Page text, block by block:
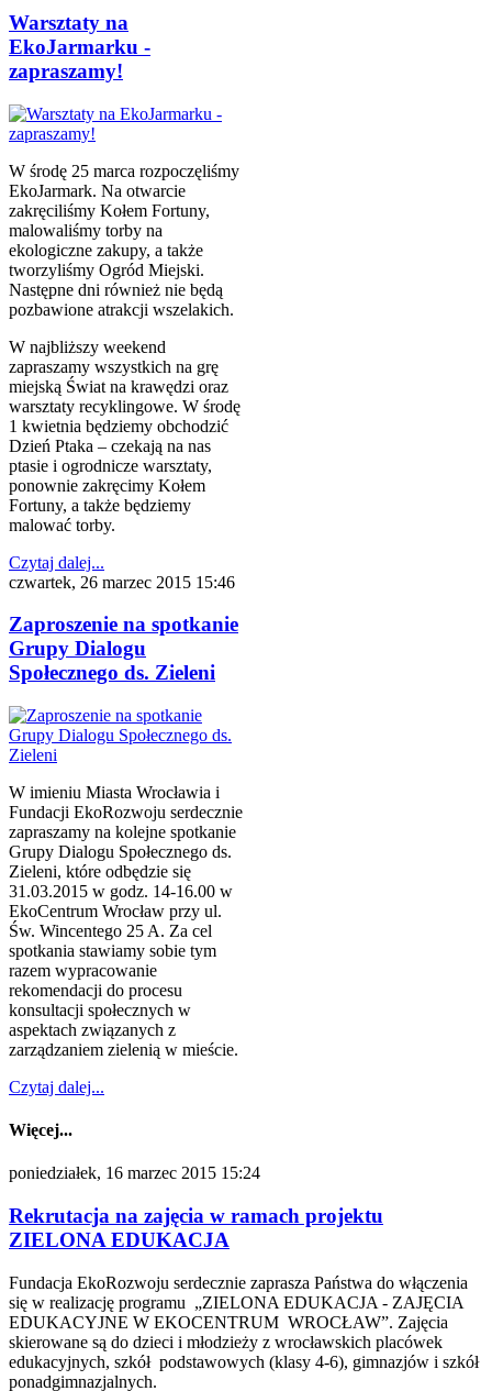
Warsztaty na
EkoJarmarku -
zapraszamy!
W środę 25 marca rozpoczęliśmy
EkoJarmark. Na otwarcie
zakręciliśmy Kołem Fortuny,
malowaliśmy torby na
ekologiczne zakupy, a także
tworzyliśmy Ogród Miejski.
Następne dni również nie będą
pozbawione atrakcji wszelakich.
W najbliższy weekend
zapraszamy wszystkich na grę
miejską Świat na krawędzi oraz
warsztaty recyklingowe. W środę
1 kwietnia będziemy obchodzić
Dzień Ptaka – czekają na nas
ptasie i ogrodnicze warsztaty,
ponownie zakręcimy Kołem
Fortuny, a także będziemy
malować torby.
Czytaj dalej...
czwartek, 26 marzec 2015 15:46
Zaproszenie na spotkanie
Grupy Dialogu
Społecznego ds. Zieleni
W imieniu Miasta Wrocławia i
Fundacji EkoRozwoju serdecznie
zapraszamy na kolejne spotkanie
Grupy Dialogu Społecznego ds.
Zieleni, które odbędzie się
31.03.2015 w godz. 14-16.00 w
EkoCentrum Wrocław przy ul.
Św. Wincentego 25 A. Za cel
spotkania stawiamy sobie tym
razem wypracowanie
rekomendacji do procesu
konsultacji społecznych w
aspektach związanych z
zarządzaniem zielenią w mieście.
Czytaj dalej...
Więcej...
poniedziałek, 16 marzec 2015 15:24
Rekrutacja na zajęcia w ramach projektu
ZIELONA EDUKACJA
Fundacja EkoRozwoju serdecznie zaprasza Państwa do włączenia
się w realizację programu „ZIELONA EDUKACJA - ZAJĘCIA
EDUKACYJNE W EKOCENTRUM WROCŁAW”. Zajęcia
skierowane są do dzieci i młodzieży z wrocławskich placówek
edukacyjnych, szkół podstawowych (klasy 4-6), gimnazjów i szkół
ponadgimnazjalnych.